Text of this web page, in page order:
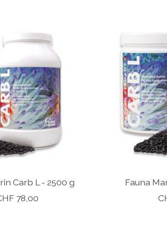
Carb L - 2500 g
78,00
Fauna